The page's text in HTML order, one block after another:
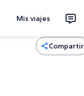
Mis viajes
Compartir